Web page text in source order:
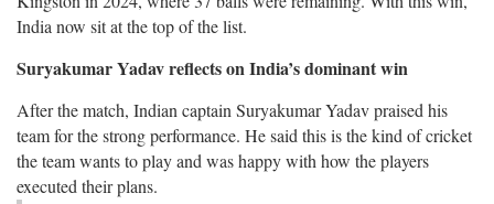
India now sit at the top of the list.
Suryakumar Yadav reflects on India’s dominant win
After the match, Indian captain Suryakumar Yadav praised his
team for the strong performance. He said this is the kind of cricket
the team wants to play and was happy with how the players
executed their plans.